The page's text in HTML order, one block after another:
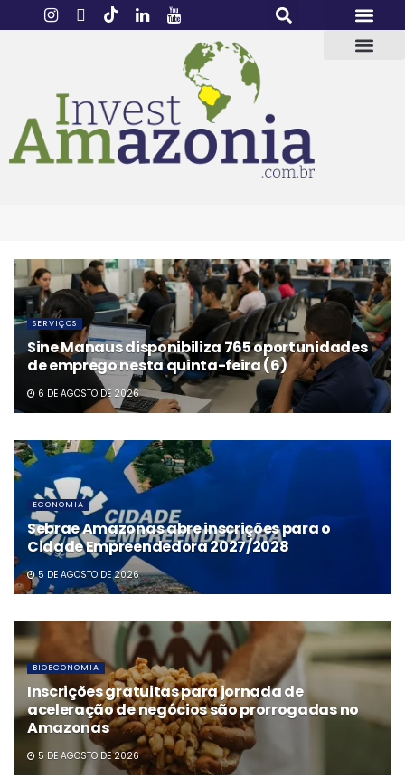
SERVIÇOS
Sine Manaus disponibiliza 765 oportunidades
de emprego nesta quinta-feira (6)
6 DE AGOSTO DE 2026
ECONOMIA
Sebrae Amazonas abre inscrições para o
Cidade Empreendedora 2027/2028
5 DE AGOSTO DE 2026
BIOECONOMIA
Inscrições gratuitas para jornada de
aceleração de negócios são prorrogadas no
Amazonas
5 DE AGOSTO DE 2026